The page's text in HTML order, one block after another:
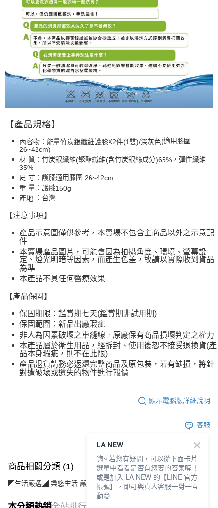
【產品規格】
內容物：能量竹炭銀纖維護膝X2件(1雙)/深灰色(適用膝圍
26~42cm)
材 質：竹炭銀纖維(聚酯纖維(含竹炭銀絲成分)65% ，彈性纖維
35%
尺 寸：護膝適用膝圍 26~42cm
重 量：護膝150g
產地
：台灣
【注意事項】
產品示意圖僅供參考，本賣場不包含主商品以外之示意配
件
本賣場產品圖片，可能會因為拍攝角度、環境、螢幕設
定、燈光明暗等因素，而產生色差，故請以實際收到貨品
為準
本產品不具任何醫療效果
【產品保固】
保固期限：鑑賞期七天(鑑賞期非試用期)
保固範圍：新品出廠瑕疵
非人為因素破壞之車縫線，原廠保有商品損壞判定之權力
本產品屬於衛生用品，經拆封、使用後恕不接受退換貨(產
品本身瑕疵，則不在此限)
產品退貨請務必返還完整商品及原包裝，若有缺損，將針
對遭破壞或遺失的物件進行報價
顯示電腦版詳細說明
客服
商品相關分類 (1)
◤生活嚴選◢ 樂悠生活 嚴選好物 運動休閒(運動/旅遊/配件)
LA NEW
嗨~ 若您有疑問，可以從下面卡片
選單中看看是否有您要的答案喔！
或是加入 LA NEW 的【LINE 官方
帳號】，即可與真人客服一對一互
動😊